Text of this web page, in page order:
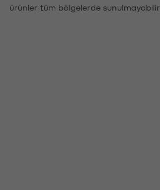
ürünler tüm bölgelerde sunulmayabilir.